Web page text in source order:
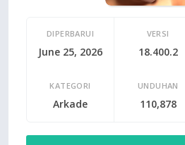
DIPERBARUI
June 25, 2026
VERSI
18.400.2
KATEGORI
Arkade
UNDUHAN
110,878